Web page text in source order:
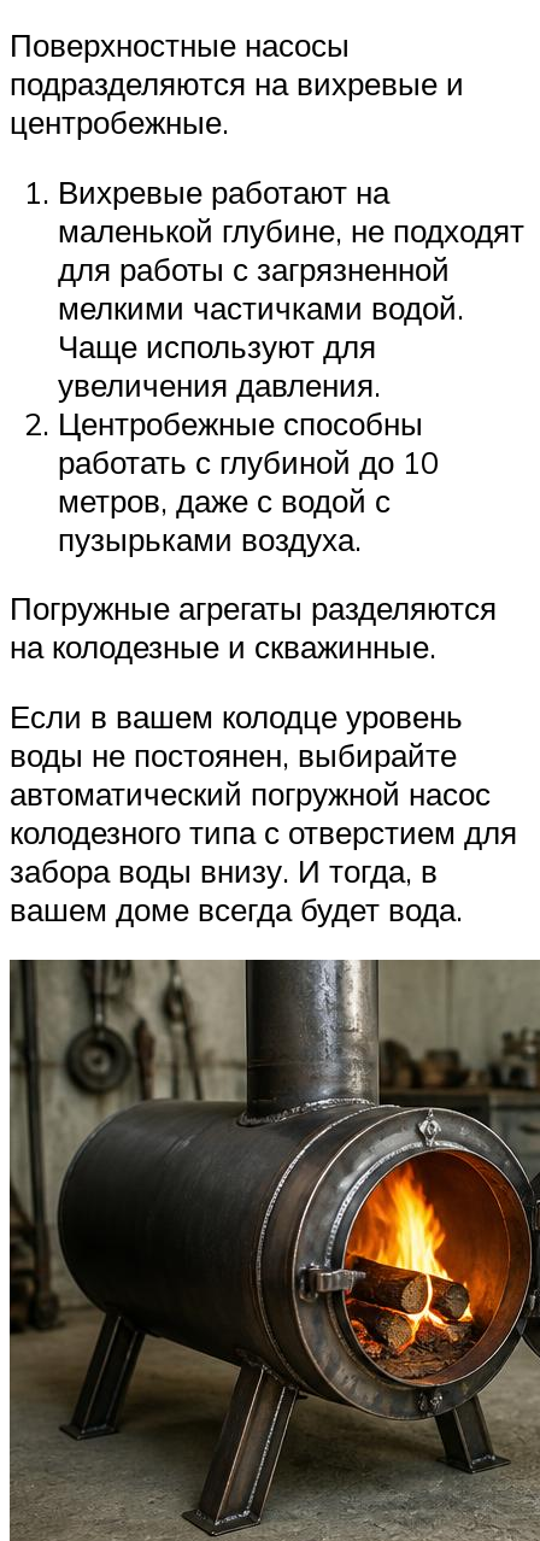
Поверхностные насосы
подразделяются на вихревые и
центробежные.
Вихревые работают на
маленькой глубине, не подходят
для работы с загрязненной
мелкими частичками водой.
Чаще используют для
увеличения давления.
Центробежные способны
работать с глубиной до 10
метров, даже с водой с
пузырьками воздуха.
Погружные агрегаты разделяются
на колодезные и скважинные.
Если в вашем колодце уровень
воды не постоянен, выбирайте
автоматический погружной насос
колодезного типа с отверстием для
забора воды внизу. И тогда, в
вашем доме всегда будет вода.